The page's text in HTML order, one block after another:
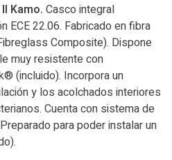
Kamo. Casco integral
ECE 22.06. Fabricado en fibra
Composite). Dispone
muy resistente con
(incluido). Incorpora un
y los acolchados interiores
Cuenta con sistema de
para poder instalar un